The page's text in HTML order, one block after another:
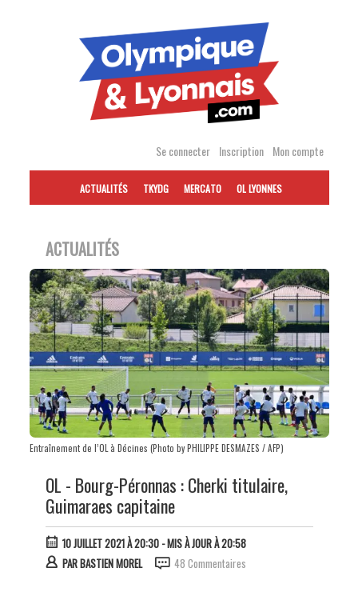
Se connecter Inscription Mon compte
ACTUALITÉS TKYDG MERCATO OL LYONNES
ACTUALITÉS
Entraînement de l’OL à Décines (Photo by PHILIPPE DESMAZES / AFP)
OL - Bourg-Péronnas : Cherki titulaire,
Guimaraes capitaine
10 JUILLET 2021 À 20:30- MIS À JOUR À 20:58
PARBASTIEN MOREL 48 Commentaires